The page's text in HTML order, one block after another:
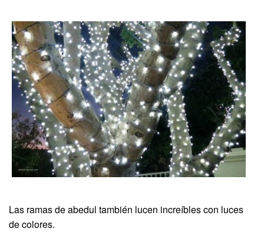
Las ramas de abedul también lucen increíbles con luces
de colores.